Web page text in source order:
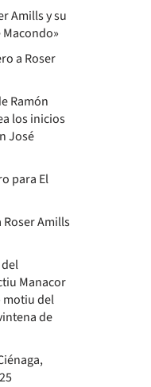
Amills y su
a Roser
Ramón
los inicios
José
para El
Roser Amills
Manacor
motiu del
de